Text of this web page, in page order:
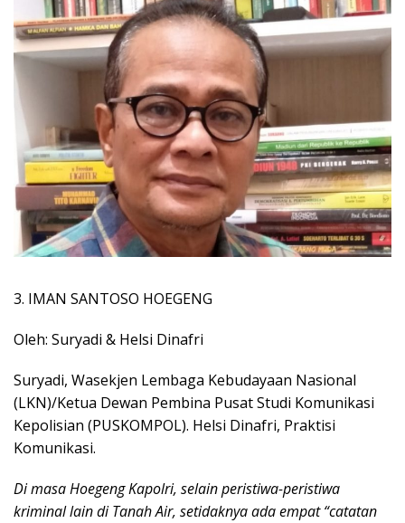
3. IMAN SANTOSO HOEGENG
Oleh: Suryadi & Helsi Dinafri
Suryadi, Wasekjen Lembaga Kebudayaan Nasional
(LKN)/Ketua Dewan Pembina Pusat Studi Komunikasi
Kepolisian (PUSKOMPOL). Helsi Dinafri, Praktisi
Komunikasi.
Di masa Hoegeng Kapolri, selain peristiwa-peristiwa
kriminal lain di Tanah Air, setidaknya ada empat “catatan